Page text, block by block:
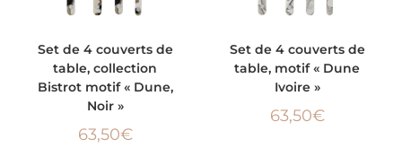
Set de 4 couverts de
table, collection
Bistrot motif « Dune,
Noir »
63,50€
Set de 4 couverts de
table, motif « Dune
Ivoire »
63,50€